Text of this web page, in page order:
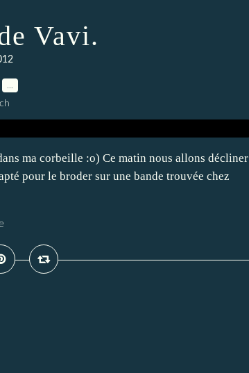
Vavi.
ma corbeille :o) Ce matin nous allons décliner
pour le broder sur une bande trouvée chez